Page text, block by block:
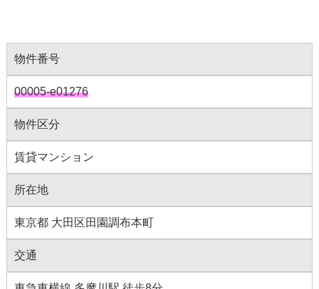
物件番号
00005-e01276
物件区分
賃貸マンション
所在地
東京都 大田区田園調布本町
交通